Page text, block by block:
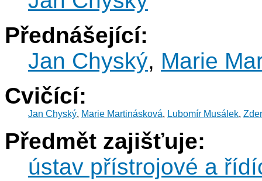
Přednášející:
Jan Chyský, Marie
Cvičící:
Jan Chyský, Marie Martinásková, Lubomír Musálek,
Předmět zajišťuje:
ústav přístrojové a